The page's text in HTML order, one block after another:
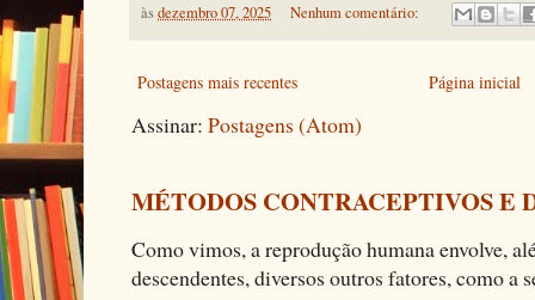
àsdezembro 07, 2025 Nenhum comentário:
Postagens mais recentes Página inicial
Assinar: Postagens (Atom)
MÉTODOS CONTRACEPTIVOS E
Como vimos, a reprodução humana envolve,
descendentes, diversos outros fatores, como a